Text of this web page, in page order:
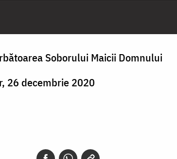
Soborului Maicii Domnului
26 decembrie 2020